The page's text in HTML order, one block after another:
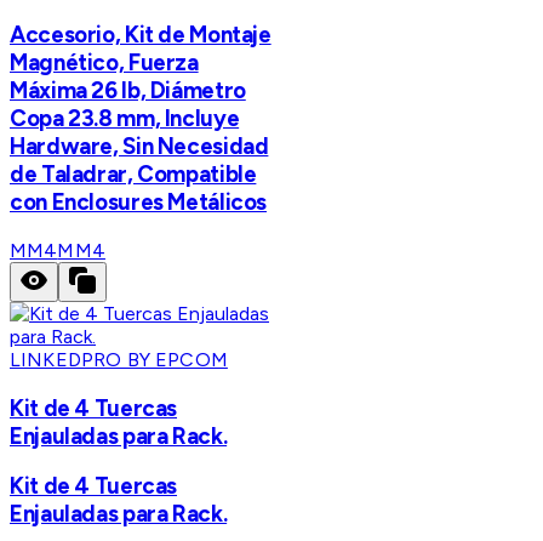
Accesorio, Kit de Montaje
Magnético, Fuerza
Máxima 26 lb, Diámetro
Copa 23.8 mm, Incluye
Hardware, Sin Necesidad
de Taladrar, Compatible
con Enclosures Metálicos
MM4MM4
LINKEDPRO BY EPCOM
Kit de 4 Tuercas
Enjauladas para Rack.
Kit de 4 Tuercas
Enjauladas para Rack.